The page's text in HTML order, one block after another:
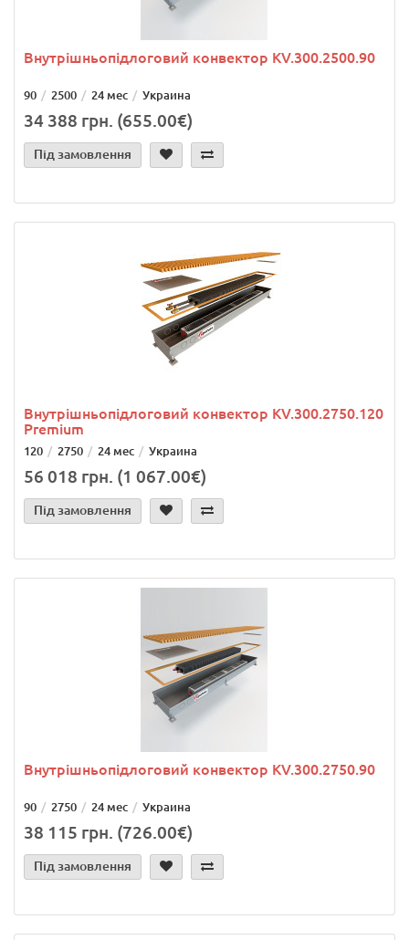
Внутрішньопідлоговий конвектор KV.300.2500.90
90 2500 24 мес Украина
34 388 грн. (655.00€)
Під замовлення
Внутрішньопідлоговий конвектор KV.300.2750.120
Premium
120 2750 24 мес Украина
56 018 грн. (1 067.00€)
Під замовлення
Внутрішньопідлоговий конвектор KV.300.2750.90
90 2750 24 мес Украина
38 115 грн. (726.00€)
Під замовлення